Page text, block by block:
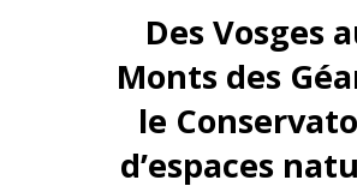
Des Vosges
Monts des
le
d’espaces